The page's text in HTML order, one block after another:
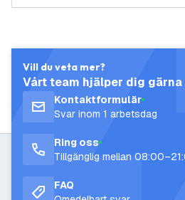
Vill du veta mer?
Vårt team hjälper dig
Kontaktformulär
Svar inom 1 arbetsdag
Ring oss
Tillgänglig mellan
FAQ